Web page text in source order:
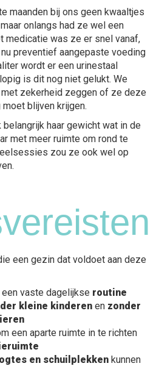
maanden bij ons geen kwaaltjes
onlangs had ze wel een
medicatie was ze er snel vanaf,
preventief aangepaste voeding
wordt er een urinestaal
is dit nog niet gelukt. We
met zekerheid zeggen of ze deze
blijven krijgen.
belangrijk haar gewicht wat in de
met meer ruimte om rond te
zou ze ook wel op
een gezin dat voldoet aan deze
een vaste dagelijkse routine
kleine kinderen en zonder
een aparte ruimte in te richten
en schuilplekken kunnen